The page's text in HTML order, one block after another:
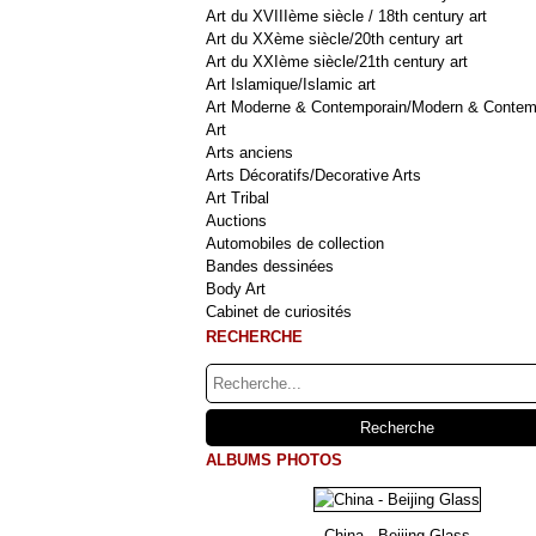
Art du XVIIIème siècle / 18th century art
Art du XXème siècle/20th century art
Art du XXIème siècle/21th century art
Art Islamique/Islamic art
Art Moderne & Contemporain/Modern &
Art
Arts anciens
Arts Décoratifs/Decorative Arts
Art Tribal
Auctions
Automobiles de collection
Bandes dessinées
Body Art
Cabinet de curiosités
RECHERCHE
ALBUMS PHOTOS